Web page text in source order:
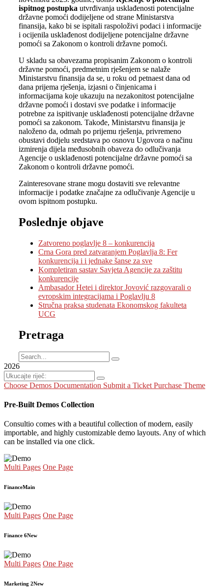
ispitnog postupka utvrđivanja usklađenosti potencijalne
državne pomoći dodijeljene od strane Ministarstva
finansija, kako bi se ispitali raspoloživi podaci i informacije
i ocijenila usklađenost dodijeljene potencijalne državne
pomoći sa Zakonom o kontroli državne pomoći.
U skladu sa obavezama propisanim Zakonom o kontroli
državne pomoći, predmetnim rješenjem se nalaže
Ministarstvu finansija da se, u roku od petnaest dana od
dana prijema rješenja, izjasni o činjenicama i
informacijama koje ukazuju na nezakonitost potencijalne
državne pomoći i dostavi sve podatke i informacije
potrebne za ispitivanje usklađenosti potencijalne državne
pomoći sa zakonom. Takođe, Ministarstvu finansija je
naloženo da, odmah po prijemu rješenja, privremeno
obustavi dodjelu sredstava po osnovu Ugovora o načinu
izmirenja dijela međusobnih obaveza do odlučivanja
Agencije o usklađenosti potencijalne državne pomoći sa
Zakonom o kontroli državne pomoći.
Zainteresovane strane mogu dostaviti sve relevantne
informacije i podatke značajne za odlučivanje Agencije u
ovom ispitnom postupku.
Poslednje objave
Zatvoreno poglavlje 8 – konkurencija
Crna Gora pred zatvaranjem Poglavlja 8: Fer
konkurencija i i jednake šanse za sve
Kompletiran sastav Savjeta Agencije za zaštitu
konkurencije
Ambasador Hetei i direktor Jovović razgovarali o
evropskim integracijama i Poglavlju 8
Stručna praksa studenata Ekonomskog fakulteta
UCG
Pretraga
2026
Choose Demos Documentation Submit a Ticket Purchase Theme
Pre-Built Demos Collection
Consultio comes with a beautiful collection of modern, easily
importable, and highly customizable demo layouts. Any of which
can be installed via one click.
Multi Pages One Page
FinanceMain
Multi Pages One Page
Finance 6New
Multi Pages One Page
Marketing 2New